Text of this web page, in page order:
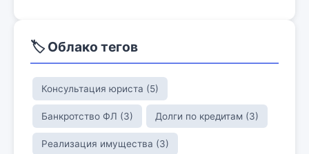
🏷️ Облако тегов
Консультация юриста (5)
Банкротство ФЛ (3) Долги по кредитам (3)
Реализация имущества (3)